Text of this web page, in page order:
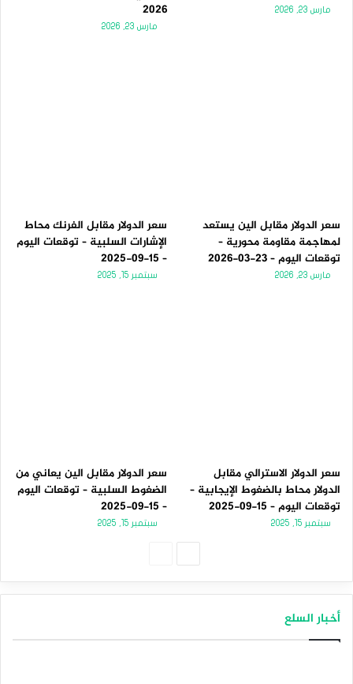
مارس 23, 2026
2026
مارس 23, 2026
سعر الدولار مقابل الين يستعد
لمهاجمة مقاومة محورية –
توقعات اليوم – 23-03-2026
مارس 23, 2026
سعر الدولار مقابل الفرنك محاط
الإشارات السلبية – توقعات اليوم
– 15-09-2025
سبتمبر 15, 2025
سعر الدولار الاسترالي مقابل
الدولار محاط بالضغوط الإيجابية –
توقعات اليوم – 15-09-2025
سبتمبر 15, 2025
سعر الدولار مقابل الين يعاني من
الضغوط السلبية – توقعات اليوم
– 15-09-2025
سبتمبر 15, 2025
أخبار السلع